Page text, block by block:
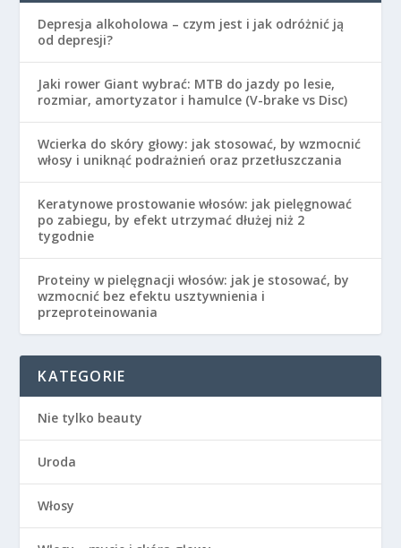
Depresja alkoholowa – czym jest i jak odróżnić ją
od depresji?
Jaki rower Giant wybrać: MTB do jazdy po lesie,
rozmiar, amortyzator i hamulce (V-brake vs Disc)
Wcierka do skóry głowy: jak stosować, by wzmocnić
włosy i uniknąć podrażnień oraz przetłuszczania
Keratynowe prostowanie włosów: jak pielęgnować
po zabiegu, by efekt utrzymać dłużej niż 2
tygodnie
Proteiny w pielęgnacji włosów: jak je stosować, by
wzmocnić bez efektu usztywnienia i
przeproteinowania
KATEGORIE
Nie tylko beauty
Uroda
Włosy